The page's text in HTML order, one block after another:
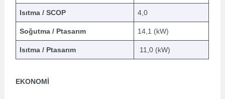
Isıtma / SCOP 4,0
Soğutma / Ptasarım 14,1 (kW)
Isıtma / Ptasarım 11,0 (kW)
EKONOMİ